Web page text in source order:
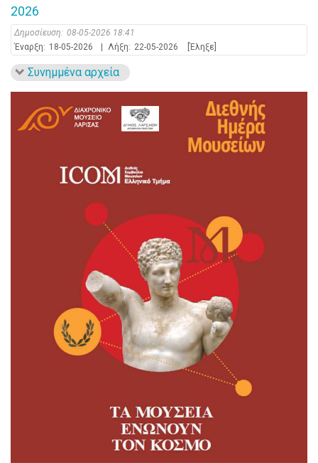
2026
Δημοσίευση: 08-05-2026 18:41
Έναρξη: 18-05-2026 | Λήξη: 22-05-2026 [Έληξε]
Συνημμένα αρχεία